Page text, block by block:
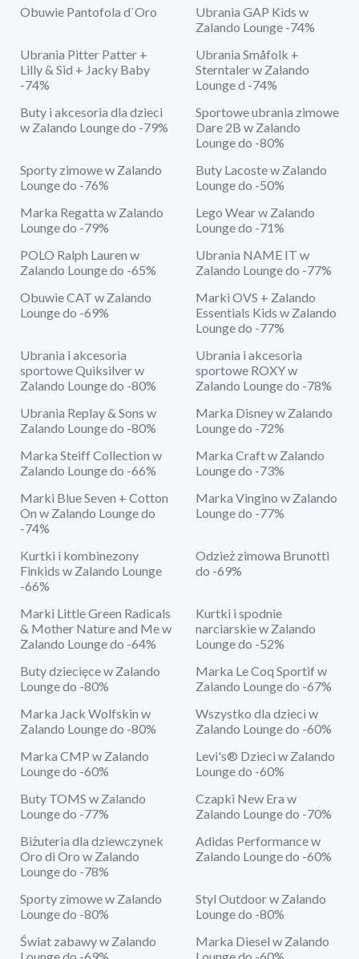
Obuwie Pantofola d`Oro
Ubrania GAP Kids w
Zalando Lounge -74%
Ubrania Pitter Patter +
Lilly & Sid + Jacky Baby
-74%
Ubrania Småfolk +
Sterntaler w Zalando
Lounge d -74%
Buty i akcesoria dla dzieci
w Zalando Lounge do -79%
Sportowe ubrania zimowe
Dare 2B w Zalando
Lounge do -80%
Sporty zimowe w Zalando
Lounge do -76%
Buty Lacoste w Zalando
Lounge do -50%
Marka Regatta w Zalando
Lounge do -79%
Lego Wear w Zalando
Lounge do -71%
POLO Ralph Lauren w
Zalando Lounge do -65%
Ubrania NAME IT w
Zalando Lounge do -77%
Obuwie CAT w Zalando
Lounge do -69%
Marki OVS + Zalando
Essentials Kids w Zalando
Lounge do -77%
Ubrania i akcesoria
sportowe Quiksilver w
Zalando Lounge do -80%
Ubrania i akcesoria
sportowe ROXY w
Zalando Lounge do -78%
Ubrania Replay & Sons w
Zalando Lounge do -80%
Marka Disney w Zalando
Lounge do -72%
Marka Steiff Collection w
Zalando Lounge do -66%
Marka Craft w Zalando
Lounge do -73%
Marki Blue Seven + Cotton
On w Zalando Lounge do
-74%
Marka Vingino w Zalando
Lounge do -77%
Kurtki i kombinezony
Finkids w Zalando Lounge
-66%
Odzież zimowa Brunotti
do -69%
Marki Little Green Radicals
& Mother Nature and Me w
Zalando Lounge do -64%
Kurtki i spodnie
narciarskie w Zalando
Lounge do -52%
Buty dziecięce w Zalando
Lounge do -80%
Marka Le Coq Sportif w
Zalando Lounge do -67%
Marka Jack Wolfskin w
Zalando Lounge do -80%
Wszystko dla dzieci w
Zalando Lounge do -60%
Marka CMP w Zalando
Lounge do -60%
Levi's® Dzieci w Zalando
Lounge do -60%
Buty TOMS w Zalando
Lounge do -77%
Czapki New Era w
Zalando Lounge do -70%
Biżuteria dla dziewczynek
Oro di Oro w Zalando
Lounge do -78%
Adidas Performance w
Zalando Lounge do -60%
Sporty zimowe w Zalando
Lounge do -80%
Styl Outdoor w Zalando
Lounge do -80%
Świat zabawy w Zalando
Marka Diesel w Zalando